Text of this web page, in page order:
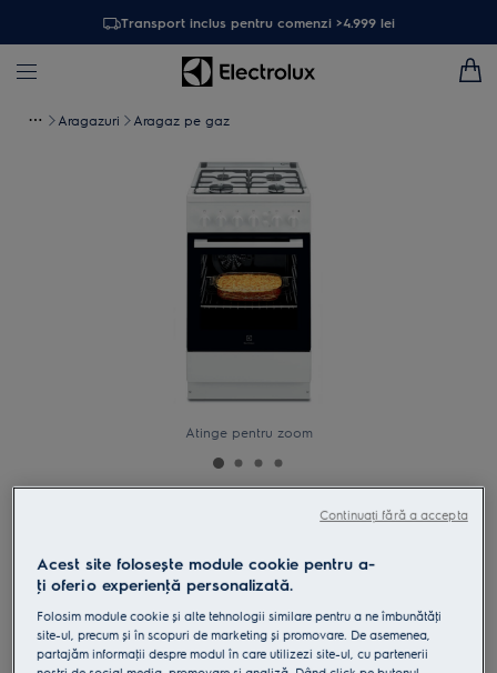
Transport inclus pentru comenzi >4.999 lei
Aragazuri Aragaz pe gaz
Atinge pentru zoom
4.7 (189)
Fișa cu informaţii despre produs
Acest site folosește module cookie pentru a-
ţi oferi o experienţă personalizată.
Folosim module cookie și alte tehnologii similare pentru a ne îmbunătăţi
site-ul, precum și în scopuri de marketing și promovare. De asemenea,
partajăm informaţii despre modul în care utilizezi site-ul, cu partenerii
Continuați fără a accepta